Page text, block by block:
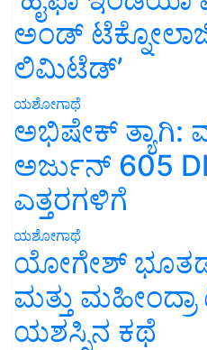
ಅಂಡ್
ಲಿಮಿಟೆಡ್’
ಯಶೋಗಾಥೆ
ಅಭಿಷೇಕ್ ತ್ಯಾಗಿ:
ಅರ್ಜುನ್ 605
ಎತ್ತರಗಳಿಗೆ
ಯಶೋಗಾಥೆ
ಯೋಗೇಶ್
ಮತ್ತು ಮಹೀಂದ್ರಾ
ಯಶಸ್ಸಿನ ಕಥೆ